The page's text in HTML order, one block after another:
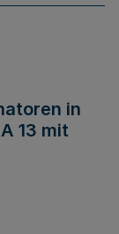
in
13 mit